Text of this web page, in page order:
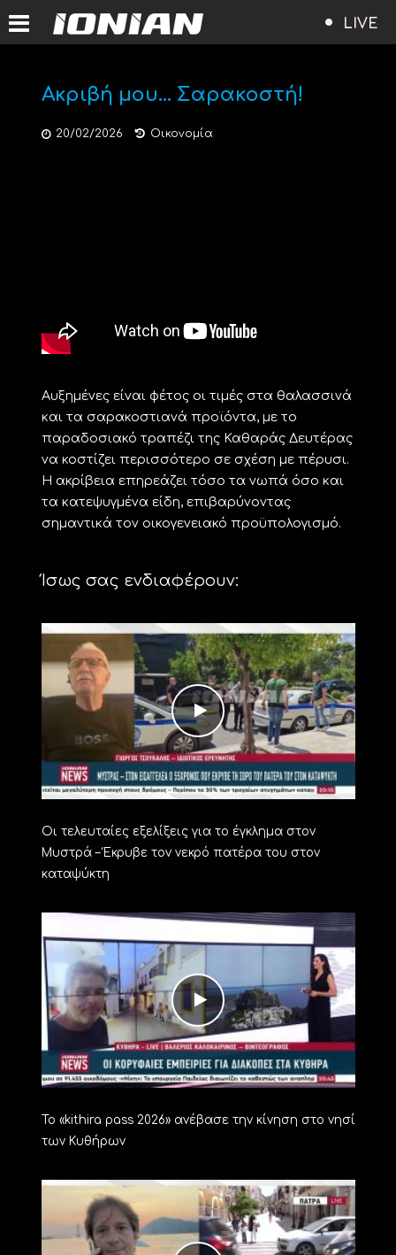
LIVE
Ακριβή μου… Σαρακοστή!
20/02/2026 Οικονομία
Αυξημένες είναι φέτος οι τιμές στα θαλασσινά
και τα σαρακοστιανά προϊόντα, με το
παραδοσιακό τραπέζι της Καθαράς Δευτέρας
να κοστίζει περισσότερο σε σχέση με πέρυσι.
Η ακρίβεια επηρεάζει τόσο τα νωπά όσο και
τα κατεψυγμένα είδη, επιβαρύνοντας
σημαντικά τον οικογενειακό προϋπολογισμό.
Ίσως σας ενδιαφέρουν:
Οι τελευταίες εξελίξεις για το έγκλημα στον
Μυστρά – Έκρυβε τον νεκρό πατέρα του στον
καταψύκτη
Το «kithira pass 2026» ανέβασε την κίνηση στο νησί
των Κυθήρων